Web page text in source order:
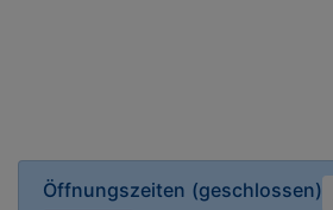
Öffnungszeiten (geschlossen)